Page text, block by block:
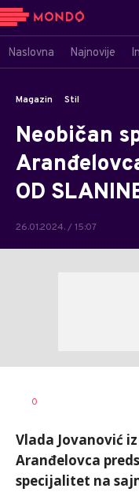
Naslovna Najnovije
Magazin Stil
Neobičan
OD
26.01.2024. / 15:07
AUTOR
0
Vlada Jovanović
Aranđelovca
specijalitet na